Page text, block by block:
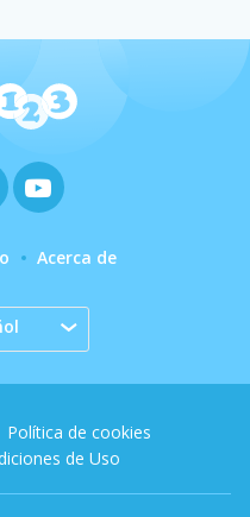
Acerca de
Política de cookies
de Uso